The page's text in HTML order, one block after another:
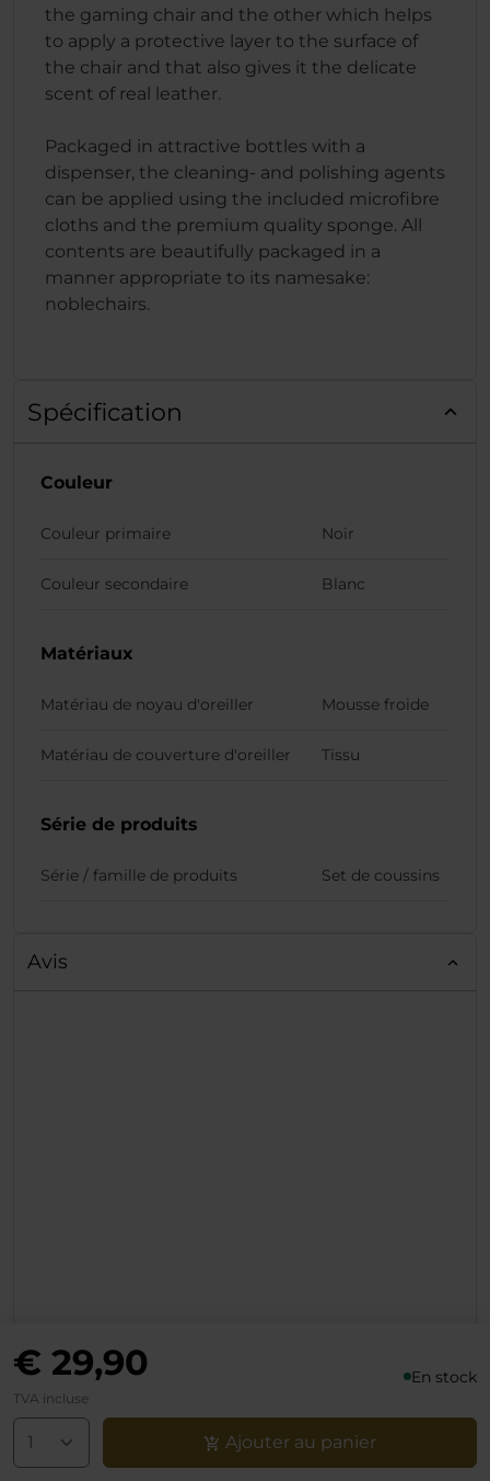
€ 29,90 En stock
TVA incluse
Ajouter au panier
the gaming chair and the other which helps
to apply a protective layer to the surface of
the chair and that also gives it the delicate
scent of real leather.
Packaged in attractive bottles with a
dispenser, the cleaning- and polishing agents
can be applied using the included microfibre
cloths and the premium quality sponge. All
contents are beautifully packaged in a
manner appropriate to its namesake:
noblechairs.
Spécification
Couleur
Couleur primaire Noir
Couleur secondaire Blanc
Matériaux
Matériau de noyau d'oreiller Mousse froide
Matériau de couverture d'oreiller Tissu
Série de produits
Série / famille de produits Set de coussins
Avis